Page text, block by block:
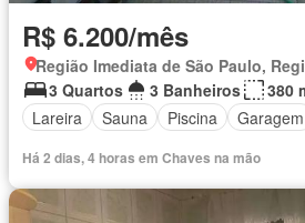
R$ 6.200/mês
3 Quartos
3 Banheiros
380
Lareira
Sauna Piscina Garagem
Há 2 dias, 4 horas em Chaves na mão